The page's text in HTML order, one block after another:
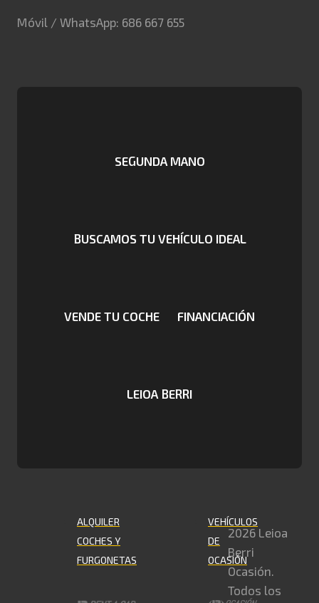
Móvil / WhatsApp: 686 667 655
SEGUNDA MANO
BUSCAMOS TU VEHÍCULO IDEAL
VENDE TU COCHE FINANCIACIÓN
LEIOA BERRI
ALQUILER
COCHES Y
FURGONETAS
VEHÍCULOS
DE
OCASIÓN
2026 Leioa
Berri
Ocasión.
Todos los